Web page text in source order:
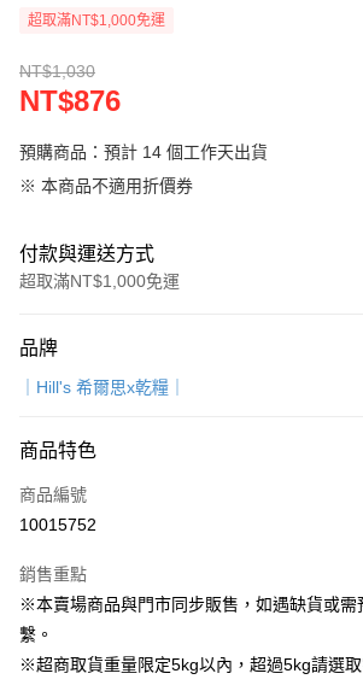
超取滿NT$1,000免運
NT$1,030
NT$876
預購商品：預計 14 個工作天出貨
※ 本商品不適用折價券
付款與運送方式
超取滿NT$1,000免運
信用卡一次付款
LINE Pay
Apple Pay
Google Pay
運送方式
品牌
｜Hill's 希爾思x乾糧｜
商品特色
商品編號
10015752
銷售重點
※本賣場商品與門市同步販售，如遇缺貨或需
繫。
※超商取貨重量限定5kg以內，超過5kg請選取